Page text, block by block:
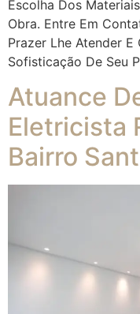
Escolha Dos
Obra. Entre Em
Prazer Lhe Atender
Sofisticação De Seu
Atuance
Eletricista
Bairro